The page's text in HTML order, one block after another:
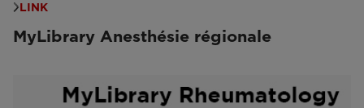
LINK
MyLibrary Anesthésie régionale